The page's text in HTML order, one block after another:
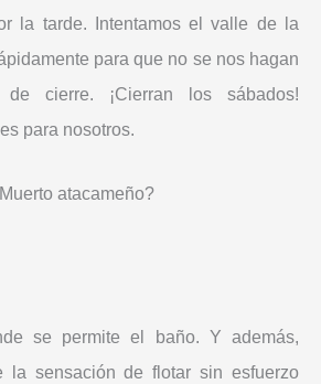
la tarde. Intentamos el valle de la
para que no se nos hagan
cierre. ¡Cierran los sábados!
para nosotros.
atacameño?
se permite el baño. Y además,
la sensación de flotar sin esfuerzo